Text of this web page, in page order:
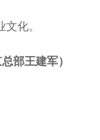
化。
部王建军）